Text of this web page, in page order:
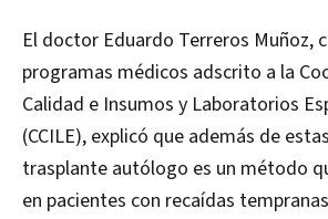
El doctor Eduardo Terreros Muñoz,
programas médicos adscrito a la
Calidad e Insumos y Laboratorios
(CCILE), explicó que además de
trasplante autólogo es un método
en pacientes con recaídas